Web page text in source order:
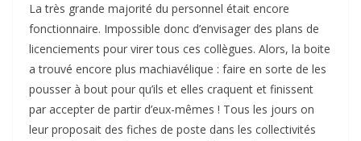
La très grande majorité du personnel était encore
fonctionnaire. Impossible donc d’envisager des plans de
licenciements pour virer tous ces collègues. Alors, la boite
a trouvé encore plus machiavélique : faire en sorte de les
pousser à bout pour qu’ils et elles craquent et finissent
par accepter de partir d’eux-mêmes ! Tous les jours on
leur proposait des fiches de poste dans les collectivités